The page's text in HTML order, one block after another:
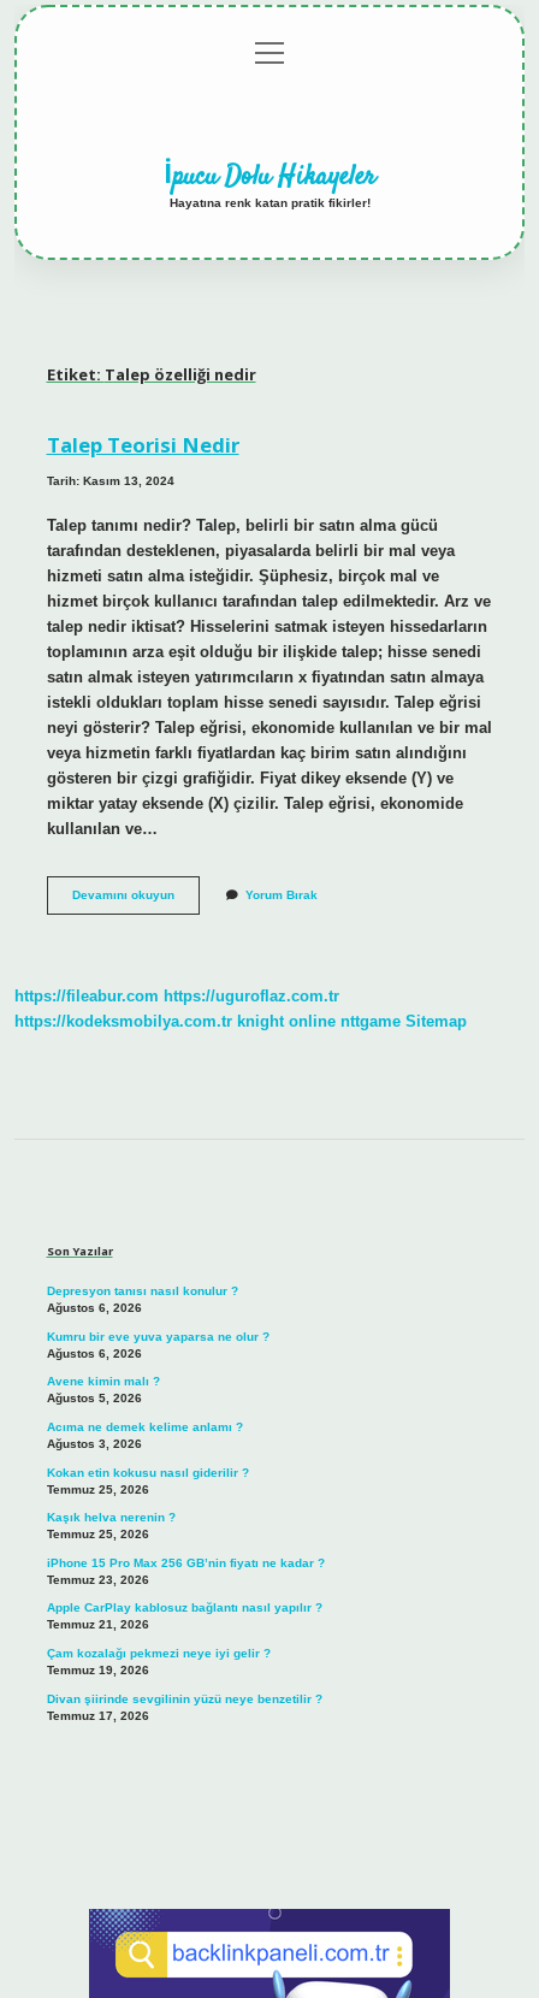
menüyü
aç
İpucu Dolu Hikayeler
Hayatına renk katan pratik fikirler!
Etiket: Talep özelliği nedir
Talep Teorisi Nedir
Tarih: Kasım 13, 2024
Talep tanımı nedir? Talep, belirli bir satın alma gücü
tarafından desteklenen, piyasalarda belirli bir mal veya
hizmeti satın alma isteğidir. Şüphesiz, birçok mal ve
hizmet birçok kullanıcı tarafından talep edilmektedir. Arz ve
talep nedir iktisat? Hisselerini satmak isteyen hissedarların
toplamının arza eşit olduğu bir ilişkide talep; hisse senedi
satın almak isteyen yatırımcıların x fiyatından satın almaya
istekli oldukları toplam hisse senedi sayısıdır. Talep eğrisi
neyi gösterir? Talep eğrisi, ekonomide kullanılan ve bir mal
veya hizmetin farklı fiyatlardan kaç birim satın alındığını
gösteren bir çizgi grafiğidir. Fiyat dikey eksende (Y) ve
miktar yatay eksende (X) çizilir. Talep eğrisi, ekonomide
kullanılan ve…
Devamını okuyunTalep
Yorum Bırak
https://fileabur.com https://uguroflaz.com.tr
https://kodeksmobilya.com.tr knight online nttgame Sitemap
Son Yazılar
Depresyon tanısı nasıl konulur ?
Ağustos 6, 2026
Kumru bir eve yuva yaparsa ne olur ?
Ağustos 6, 2026
Avene kimin malı ?
Ağustos 5, 2026
Acıma ne demek kelime anlamı ?
Ağustos 3, 2026
Kokan etin kokusu nasıl giderilir ?
Temmuz 25, 2026
Kaşık helva nerenin ?
Temmuz 25, 2026
iPhone 15 Pro Max 256 GB’nin fiyatı ne kadar ?
Temmuz 23, 2026
Apple CarPlay kablosuz bağlantı nasıl yapılır ?
Temmuz 21, 2026
Çam kozalağı pekmezi neye iyi gelir ?
Temmuz 19, 2026
Divan şiirinde sevgilinin yüzü neye benzetilir ?
Temmuz 17, 2026